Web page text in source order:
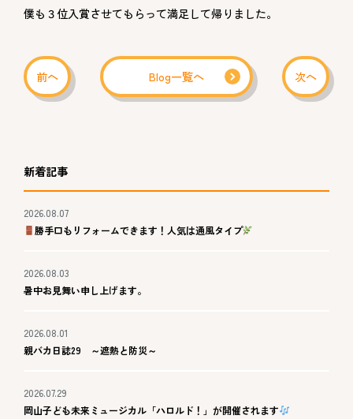
僕も３位入賞させてもらって満足して帰りました。
前へ 次へ
Blog一覧へ
新着記事
2026.08.07
勝手口もリフォームできます！人気は通風タイプ
2026.08.03
暑中お見舞い申し上げます。
2026.08.01
親バカ日誌29 ～遮熱と防災～
2026.07.29
岡山子ども未来ミュージカル「ハロルド！」が開催されます